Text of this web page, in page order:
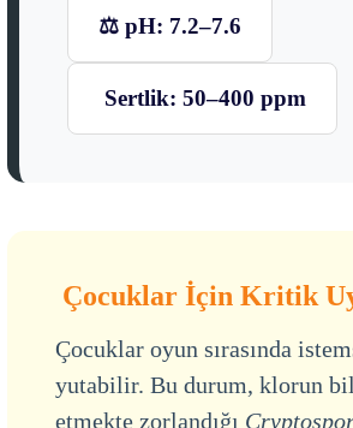
⚖️ pH: 7.2–7.6
Sertlik: 50–400 ppm
Çocuklar İçin Kritik
Çocuklar oyun sırasında
yutabilir. Bu durum, klorun
etmekte zorlandığı